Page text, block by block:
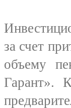
за счет
объему
Гарант».